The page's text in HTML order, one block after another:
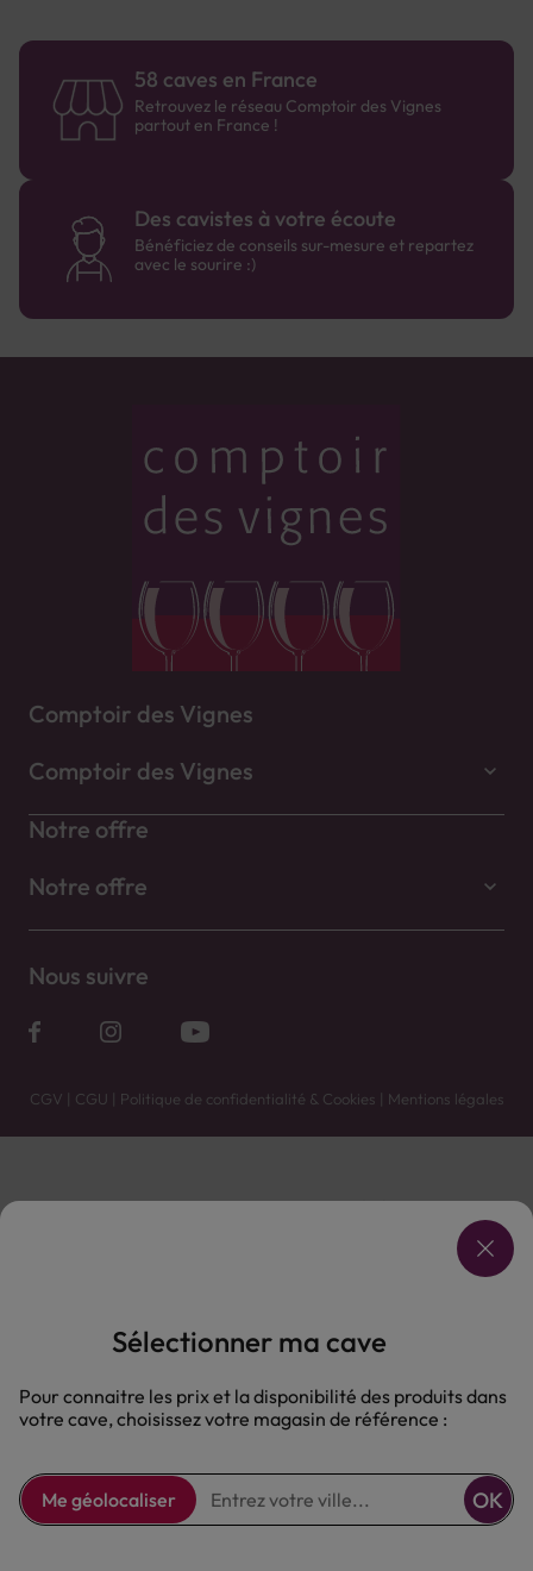
58 caves en France
Retrouvez le réseau Comptoir des Vignes
partout en France !
Des cavistes à votre écoute
Bénéficiez de conseils sur-mesure et repartez
avec le sourire :)
Comptoir des Vignes
Comptoir des Vignes
Notre offre
Notre offre
Nous suivre
CGV | CGU | Politique de confidentialité & Cookies | Mentions légales
Vente uniquement en caves. Contactez votre caviste pour plus de renseignements.
L'ABUS D'ALCOOL EST DANGEREUX POUR LA SANTÉ, À CONSOMMER AVEC MODÉRATION.
Sélectionner ma cave
Pour connaitre les prix et la disponibilité des produits dans
votre cave, choisissez votre magasin de référence :
Me géolocaliser OK